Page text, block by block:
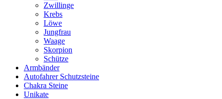
Zwillinge
Krebs
Löwe
Jungfrau
Waage
Skorpion
Schütze
Armbänder
Autofahrer Schutzsteine
Chakra Steine
Unikate